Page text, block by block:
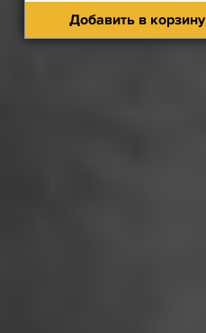
Добавить в корзину